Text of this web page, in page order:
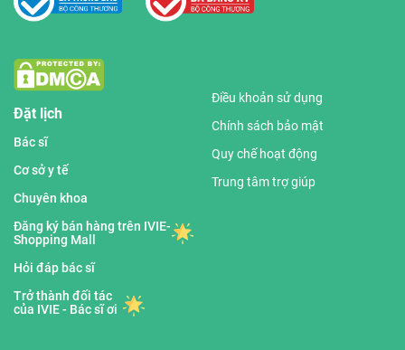
Đặt lịch
Bác sĩ
Cơ sở y tế
Chuyên khoa
Đăng ký bán hàng trên IVIE-
Shopping Mall
Hỏi đáp bác sĩ
Trở thành đối tác
của IVIE - Bác sĩ ơi
Điều khoản sử dụng
Chính sách bảo mật
Quy chế hoạt động
Trung tâm trợ giúp